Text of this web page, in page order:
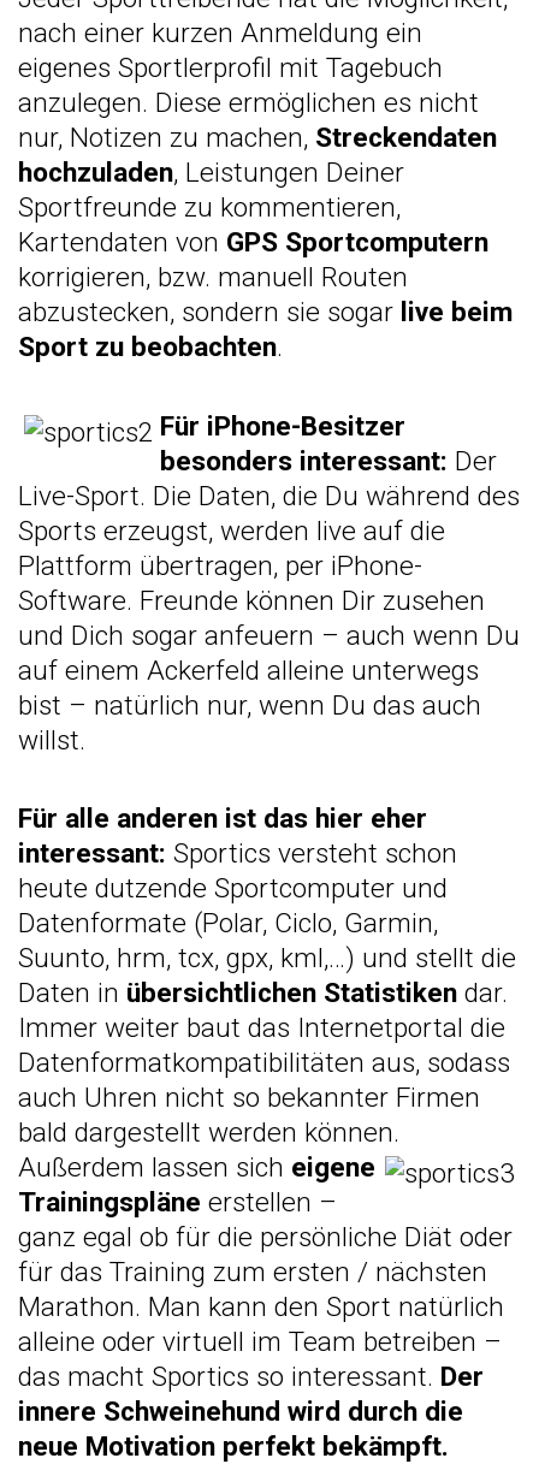
nach einer kurzen Anmeldung ein
eigenes Sportlerprofil mit Tagebuch
anzulegen. Diese ermöglichen es nicht
nur, Notizen zu machen, Streckendaten
hochzuladen, Leistungen Deiner
Sportfreunde zu kommentieren,
Kartendaten von GPS Sportcomputern
korrigieren, bzw. manuell Routen
abzustecken, sondern sie sogar live beim
Sport zu beobachten.
Für iPhone-Besitzer
besonders interessant: Der
Live-Sport. Die Daten, die Du während des
Sports erzeugst, werden live auf die
Plattform übertragen, per iPhone-
Software. Freunde können Dir zusehen
und Dich sogar anfeuern – auch wenn Du
auf einem Ackerfeld alleine unterwegs
bist – natürlich nur, wenn Du das auch
willst.
Für alle anderen ist das hier eher
interessant: Sportics versteht schon
heute dutzende Sportcomputer und
Datenformate (Polar, Ciclo, Garmin,
Suunto, hrm, tcx, gpx, kml,…) und stellt die
Daten in übersichtlichen Statistiken dar.
Immer weiter baut das Internetportal die
Datenformatkompatibilitäten aus, sodass
auch Uhren nicht so bekannter Firmen
bald dargestellt werden können.
Außerdem lassen sich eigene
Trainingspläne erstellen –
ganz egal ob für die persönliche Diät oder
für das Training zum ersten / nächsten
Marathon. Man kann den Sport natürlich
alleine oder virtuell im Team betreiben –
das macht Sportics so interessant. Der
innere Schweinehund wird durch die
neue Motivation perfekt bekämpft.